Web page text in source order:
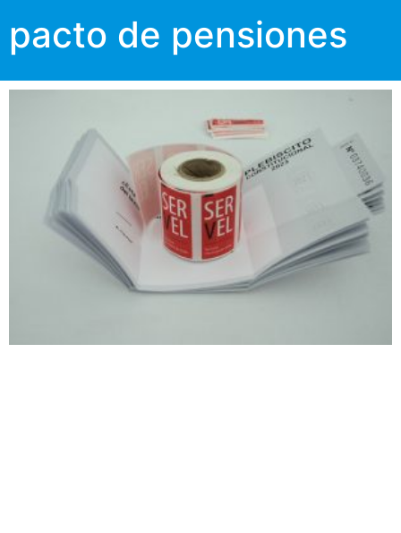
pacto de pensiones